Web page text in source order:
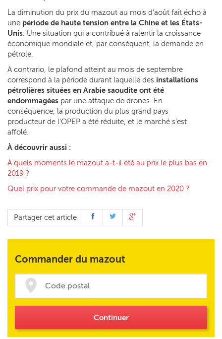
La diminution du prix du mazout au mois d’août fait écho à
une période de haute tension entre la Chine et les États-
Unis. Une situation qui a contribué à ralentir la croissance
économique mondiale et, par conséquent, la demande en
pétrole.
A contrario, le plafond atteint au mois de septembre
correspond à la période durant laquelle des installations
pétrolières situées en Arabie saoudite ont été
endommagées par une attaque de drones. En
conséquence, la production du plus grand pays
producteur de l’OPEP a été réduite, et le marché s’est
affolé.
À découvrir aussi :
À quels moments le mazout a-t-il été au prix le plus bas en
2019 ?
Quel prix pour votre commande de mazout en 2020 ?
Partager cet article
Commander du mazout
Continuer